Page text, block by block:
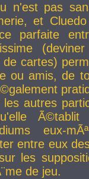
n'est pas
et
parfaite
de cartes)
ou amis, de
les autres
eux-
entre eux
les
de jeu.